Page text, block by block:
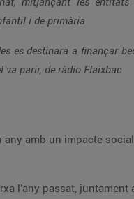
i de primària
es destinarà a finançar
va parir, de ràdio Flaixbac
any amb un impacte
l’any passat, juntament